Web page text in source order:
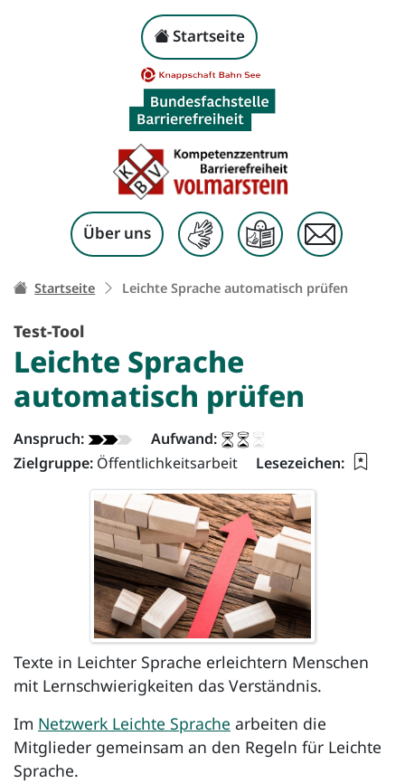
Zum Inhalt springen
Leichte Sprache
Kopf-Navigation
Startseite
Über uns
Ihr Weg zu dieser Seite:
Startseite Leichte Sprache automatisch prüfen
Test-Tool
Leichte Sprache
automatisch prüfen
App - Info:
Anspruch:
Aufwand:
Zielgruppe: Öffentlichkeitsarbeit Lesezeichen:
Texte in Leichter Sprache erleichtern Menschen
mit Lernschwierigkeiten das Verständnis.
Im Netzwerk Leichte Sprache arbeiten die
Mitglieder gemeinsam an den Regeln für Leichte
Sprache.